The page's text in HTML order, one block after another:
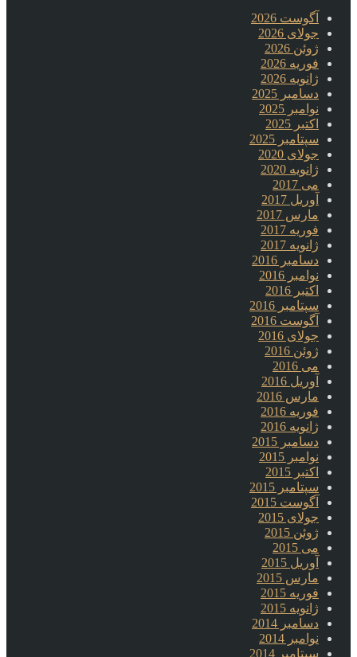
آگوست 2026
جولای 2026
ژوئن 2026
فوریه 2026
ژانویه 2026
دسامبر 2025
نوامبر 2025
اکتبر 2025
سپتامبر 2025
جولای 2020
ژانویه 2020
می 2017
آوریل 2017
مارس 2017
فوریه 2017
ژانویه 2017
دسامبر 2016
نوامبر 2016
اکتبر 2016
سپتامبر 2016
آگوست 2016
جولای 2016
ژوئن 2016
می 2016
آوریل 2016
مارس 2016
فوریه 2016
ژانویه 2016
دسامبر 2015
نوامبر 2015
اکتبر 2015
سپتامبر 2015
آگوست 2015
جولای 2015
ژوئن 2015
می 2015
آوریل 2015
مارس 2015
فوریه 2015
ژانویه 2015
دسامبر 2014
نوامبر 2014
سپتامبر 2014